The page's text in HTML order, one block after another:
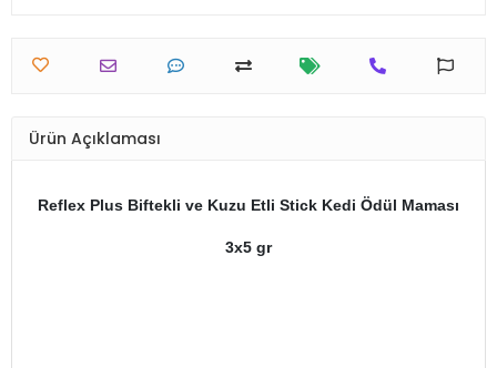
Ürün Açıklaması
Reflex Plus Biftekli ve Kuzu Etli Stick Kedi Ödül Maması
3x5 gr